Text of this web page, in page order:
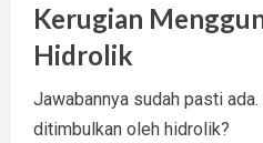
Kerugian
Hidrolik
Jawabannya sudah pasti
ditimbulkan oleh hidrolik?